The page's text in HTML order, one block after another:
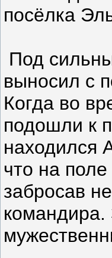
посёлка
Под
выносил с
Когда во
подошли к
находился
что на
забросав